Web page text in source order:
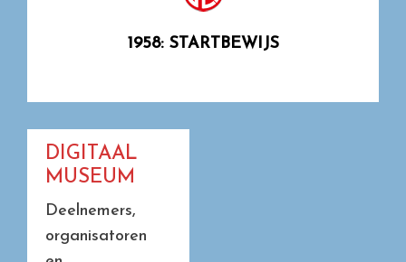
1958: STARTBEWIJS
DIGITAAL
MUSEUM
Deelnemers,
organisatoren